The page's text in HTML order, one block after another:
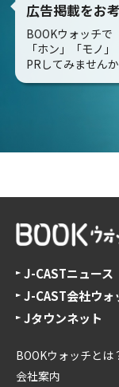
広告掲載をお
BOOKウォッチで
「ホン」「モノ
PRしてみません
J-CASTニュース
J-CAST会社ウォ
Jタウンネット
BOOKウォッチとは
会社案内